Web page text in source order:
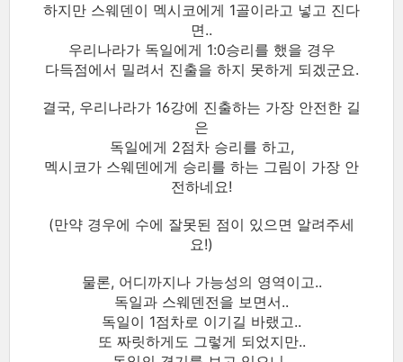
하지만 스웨덴이 멕시코에게 1골이라고 넣고 진다
면..
우리나라가 독일에게 1:0승리를 했을 경우
다득점에서 밀려서 진출을 하지 못하게 되겠군요.
결국, 우리나라가 16강에 진출하는 가장 안전한 길
은
독일에게 2점차 승리를 하고,
멕시코가 스웨덴에게 승리를 하는 그림이 가장 안
전하네요!
(만약 경우에 수에 잘못된 점이 있으면 알려주세
요!)
물론, 어디까지나 가능성의 영역이고..
독일과 스웨덴전을 보면서..
독일이 1점차로 이기길 바랬고..
또 짜릿하게도 그렇게 되었지만..